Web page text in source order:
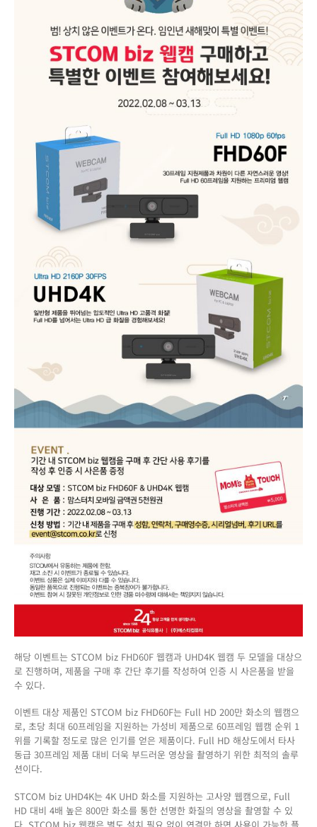
종
구
매
자
대
상
기
작
이
해당 이벤트는 STCOM biz FHD60F 웹캠과 UHD4K 웹캠 두 모델을 대상으
로 진행하며, 제품을 구매 후 간단 후기를 작성하여 인증 시 사은품을 받을
수 있다.
이벤트 대상 제품인 STCOM biz FHD60F는 Full HD 200만 화소의 웹캠으
로, 초당 최대 60프레임을 지원하는 가성비 제품으로 60프레임 웹캠 순위 1
위를 기록할 정도로 많은 인기를 얻은 제품이다. Full HD 해상도에서 타사
동급 30프레임 제품 대비 더욱 부드러운 영상을 촬영하기 위한 최적의 솔루
션이다.
STCOM biz UHD4K는 4K UHD 화소를 지원하는 고사양 웹캠으로, Full
HD 대비 4배 높은 800만 화소를 통한 선명한 화질의 영상을 촬영할 수 있